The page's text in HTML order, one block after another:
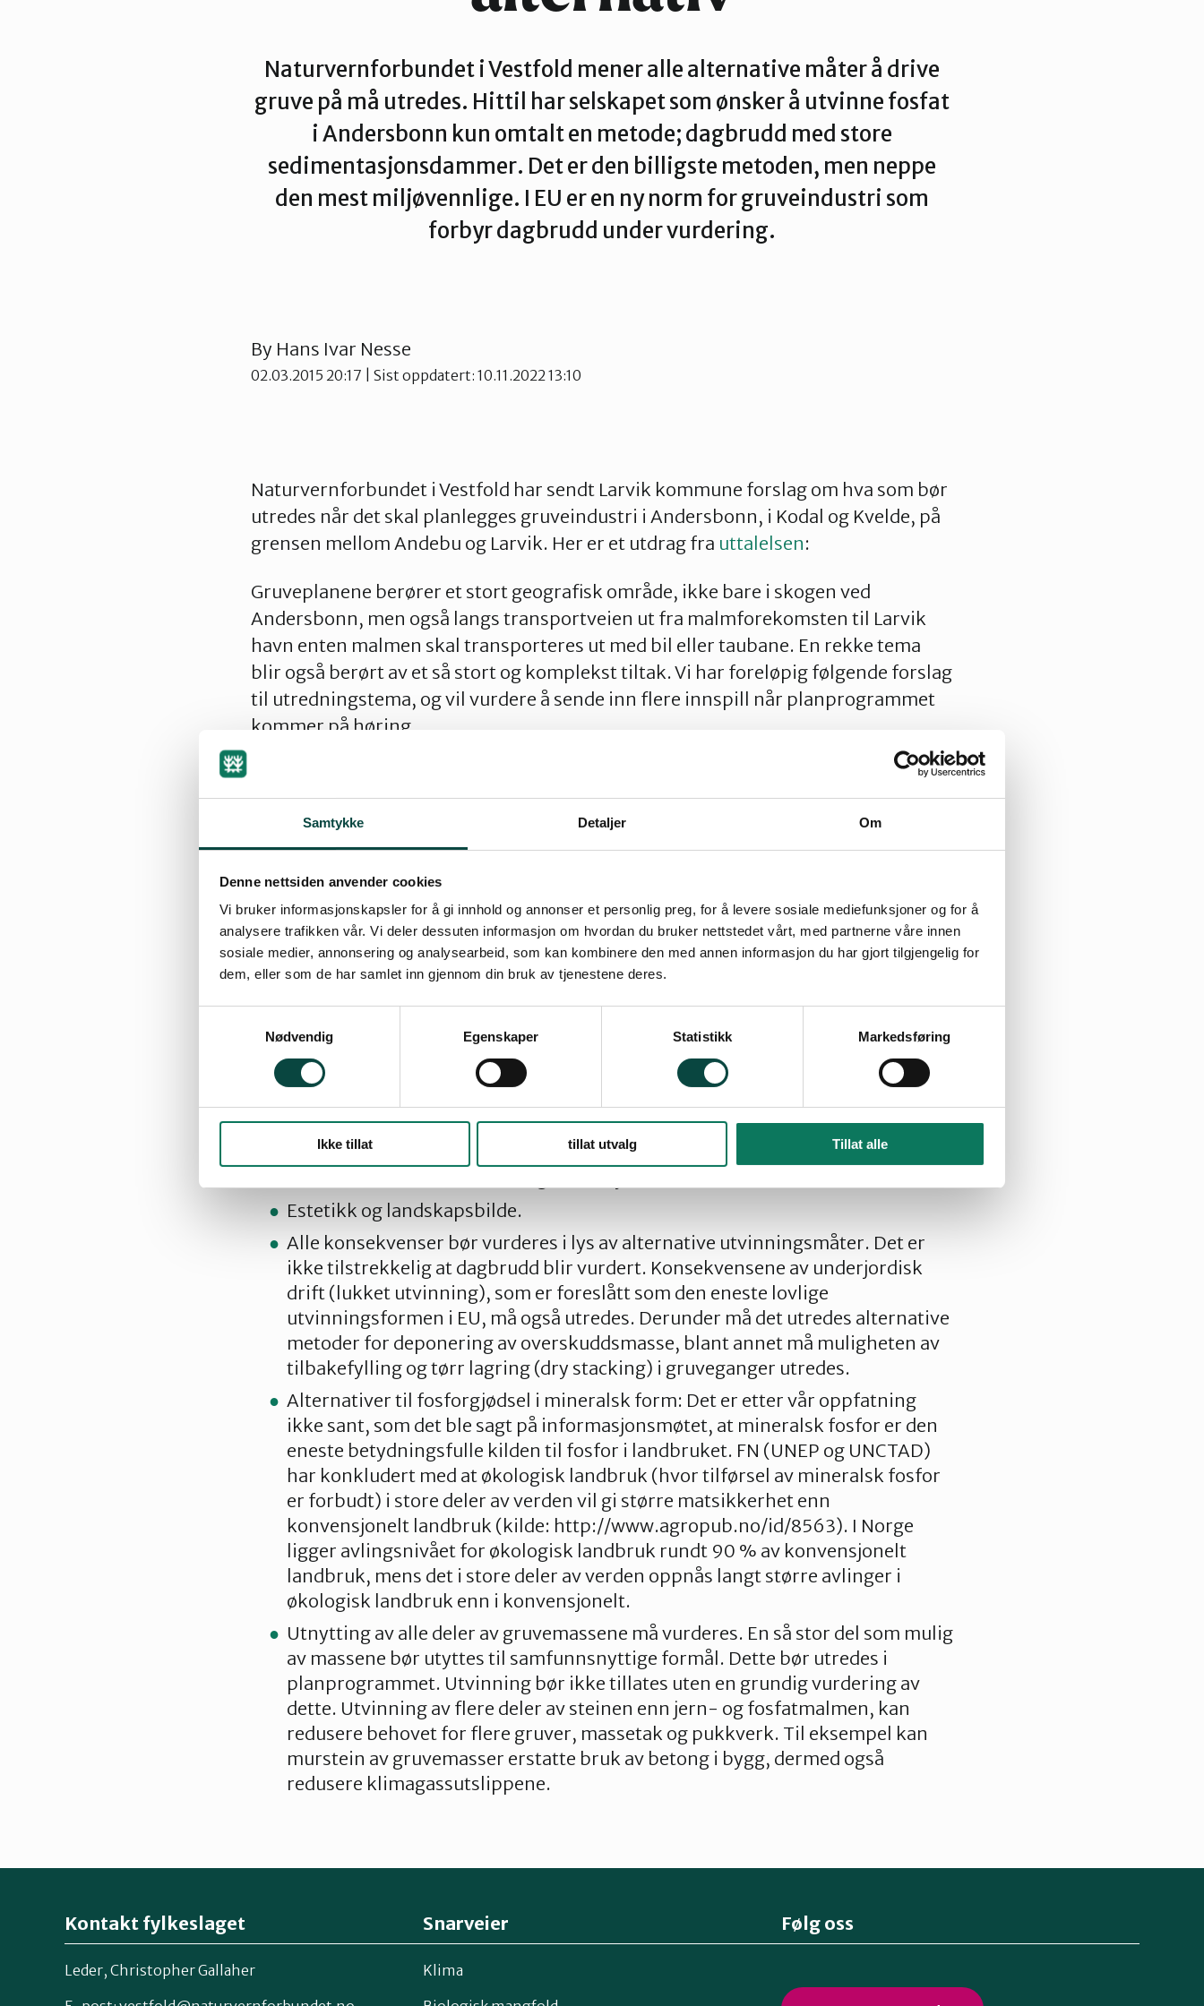
Samtykke Detaljer Om
Denne nettsiden anvender cookies
Vi bruker informasjonskapsler for å gi innhold og annonser et personlig preg, for å levere sosiale mediefunksjoner og for å
analysere trafikken vår. Vi deler dessuten informasjon om hvordan du bruker nettstedet vårt, med partnerne våre innen
sosiale medier, annonsering og analysearbeid, som kan kombinere den med annen informasjon du har gjort tilgjengelig for
dem, eller som de har samlet inn gjennom din bruk av tjenestene deres.
Nødvendig
Egenskaper Statistikk Markedsføring
Ikke tillat tillat utvalg Tillat alle
Naturvernforbundet i Vestfold mener alle alternative måter å drive
gruve på må utredes. Hittil har selskapet som ønsker å utvinne fosfat
i Andersbonn kun omtalt en metode; dagbrudd med store
sedimentasjonsdammer. Det er den billigste metoden, men neppe
den mest miljøvennlige. I EU er en ny norm for gruveindustri som
forbyr dagbrudd under vurdering.
By Hans Ivar Nesse
02.03.2015 20:17 | Sist oppdatert: 10.11.2022 13:10
Naturvernforbundet i Vestfold har sendt Larvik kommune forslag om hva som bør
utredes når det skal planlegges gruveindustri i Andersbonn, i Kodal og Kvelde, på
grensen mellom Andebu og Larvik. Her er et utdrag fra uttalelsen:
Gruveplanene berører et stort geografisk område, ikke bare i skogen ved
Andersbonn, men også langs transportveien ut fra malmforekomsten til Larvik
havn enten malmen skal transporteres ut med bil eller taubane. En rekke tema
blir også berørt av et så stort og komplekst tiltak. Vi har foreløpig følgende forslag
til utredningstema, og vil vurdere å sende inn flere innspill når planprogrammet
kommer på høring.
transportkorridorene.
Konsekvenser for naturmangfold i området ved malmforekomsten og langs
transportkorridorene.
Spredning av tungmetaller og kjemikalier på bakken ved malmforekomsten
og i grunnvannet nedenfor utvinningsområdet.
Forurensning til luft og vann, særlig grunnvann (i tråd med vannforskriften §
12).
Energiforbruk og utslipp av klimagasser.
Vannforbruk.
Støyutslipp og areal som blir berørt av støy, i tråd med støyretningslinja T-
1442/2012. I og med at malmforekomsten ligger i et stille område, bør
beregning av areal som påføres støy gjøres ut fra et støynivå på Lden40 dB,
jamfør støyretningslinja.
Estetikk og landskapsbilde.
Alle konsekvenser bør vurderes i lys av alternative utvinningsmåter. Det er
ikke tilstrekkelig at dagbrudd blir vurdert. Konsekvensene av underjordisk
drift (lukket utvinning), som er foreslått som den eneste lovlige
utvinningsformen i EU, må også utredes. Derunder må det utredes alternative
metoder for deponering av overskuddsmasse, blant annet må muligheten av
tilbakefylling og tørr lagring (dry stacking) i gruveganger utredes.
Alternativer til fosforgjødsel i mineralsk form: Det er etter vår oppfatning
ikke sant, som det ble sagt på informasjonsmøtet, at mineralsk fosfor er den
eneste betydningsfulle kilden til fosfor i landbruket. FN (UNEP og UNCTAD)
har konkludert med at økologisk landbruk (hvor tilførsel av mineralsk fosfor
er forbudt) i store deler av verden vil gi større matsikkerhet enn
konvensjonelt landbruk (kilde: http://www.agropub.no/id/8563). I Norge
ligger avlingsnivået for økologisk landbruk rundt 90 % av konvensjonelt
landbruk, mens det i store deler av verden oppnås langt større avlinger i
økologisk landbruk enn i konvensjonelt.
Utnytting av alle deler av gruvemassene må vurderes. En så stor del som mulig
av massene bør utyttes til samfunnsnyttige formål. Dette bør utredes i
planprogrammet. Utvinning bør ikke tillates uten en grundig vurdering av
dette. Utvinning av flere deler av steinen enn jern- og fosfatmalmen, kan
redusere behovet for flere gruver, massetak og pukkverk. Til eksempel kan
murstein av gruvemasser erstatte bruk av betong i bygg, dermed også
redusere klimagassutslippene.
Kontakt fylkeslaget
Leder, Christopher Gallaher
Snarveier
Klima
Følg oss